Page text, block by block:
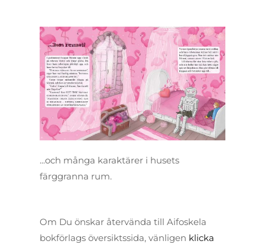
...och många karaktärer i husets
färggranna rum.
Om Du önskar återvända till Aifoskela
bokförlags översiktssida, vänligen klicka